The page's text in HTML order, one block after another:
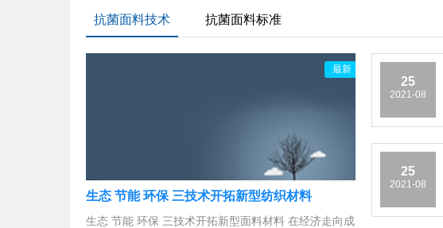
抗菌面料技术 抗菌面料标准
最新
生态 节能 环保 三技术开拓新型纺织材料
生态 节能 环保 三技术开拓新型面料材料 在经济走向成
25
2021-08
25
2021-08